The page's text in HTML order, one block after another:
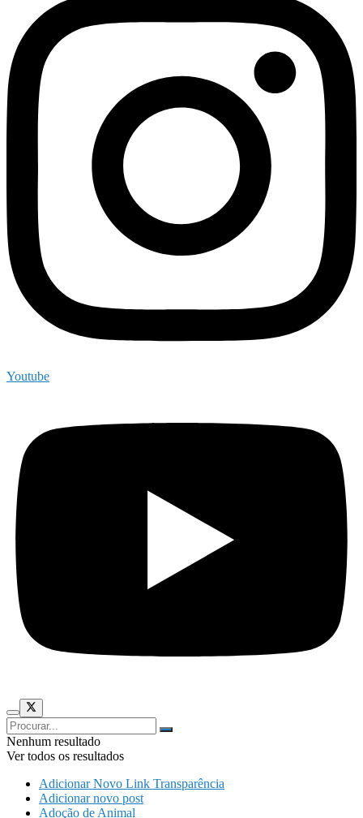
Youtube
Nenhum resultado
Ver todos os resultados
Adicionar Novo Link Transparência
Adicionar novo post
Adoção de Animal